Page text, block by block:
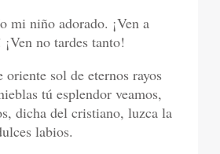
mi niño adorado. ¡Ven a
no tardes tanto!
sol de eternos rayos
tú esplendor veamos,
dicha del cristiano, luzca la
labios.